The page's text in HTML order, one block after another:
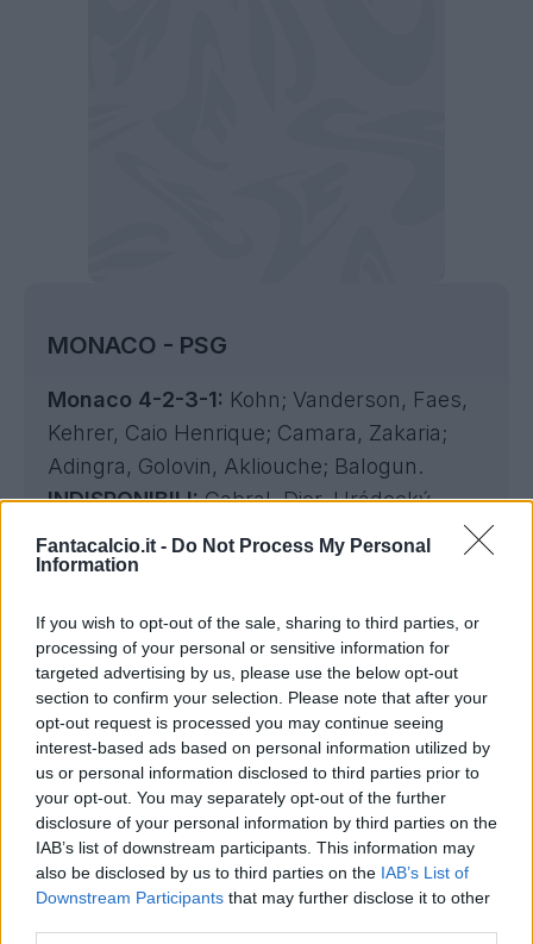
Fantacalcio.it - Do Not Process My Personal
Information
If you wish to opt-out of the sale, sharing to third parties, or
processing of your personal or sensitive information for
targeted advertising by us, please use the below opt-out
section to confirm your selection. Please note that after your
opt-out request is processed you may continue seeing
interest-based ads based on personal information utilized by
us or personal information disclosed to third parties prior to
your opt-out. You may separately opt-out of the further
disclosure of your personal information by third parties on the
IAB’s list of downstream participants. This information may
also be disclosed by us to third parties on the IAB’s List of
Downstream Participants that may further disclose it to other
MONACO - PSG
Monaco 4-2-3-1: Kohn; Vanderson, Faes,
Kehrer, Caio Henrique; Camara, Zakaria;
Adingra, Golovin, Akliouche; Balogun.
INDISPONIBILI:Cabral, Dier, Hrádecký,
Mawissa, Pogba.
IN DUBBIO:
PSG 4-3-3:Safonov; Hakimi, Marquinhos,
Pacho, Nuno Mendes; Zaire-Emery, Vitinha,
Joao Neves; Kvaratskhelia, Dembélé, Doué.
INDISPONIBILI:F.Ruiz, Mayulu, Ndjantou.
IN DUBBIO:Dembélé.
BALLOTTAGGI:Doué/Barcola;
Dembélé/Barcola.